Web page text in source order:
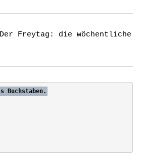
Freytag: die wöchentliche
Buchstaben.